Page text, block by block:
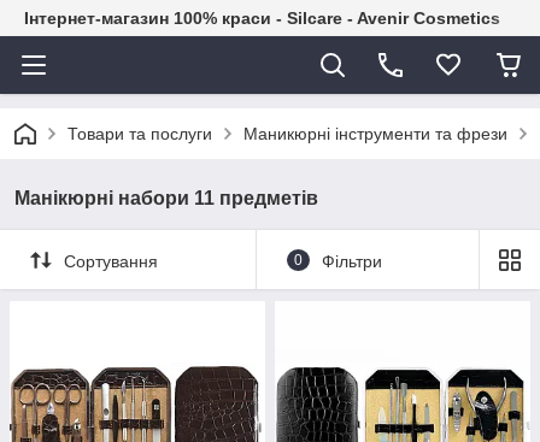
Інтернет-магазин 100% краси - Silcare - Avenir Cosmetics
Товари та послуги Маникюрні інструменти та фрези
Манікюрні набори 11 предметів
Сортування 0 Фільтри